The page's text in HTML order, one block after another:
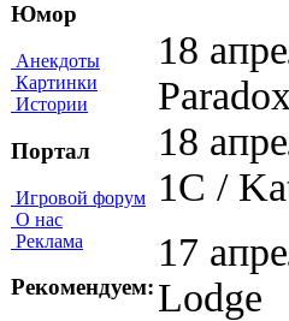
Юмор
Анекдоты
Картинки
Истории
Портал
Игровой форум
О нас
Реклама
Рекомендуем:
18
18
1C /
17
Lodge